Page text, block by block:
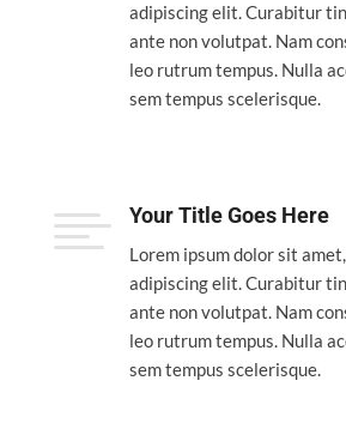
adipiscing elit. Curabitur
ante non volutpat. Nam
leo rutrum tempus. Nulla
sem tempus scelerisque.
 Your Title Goes Here
Lorem ipsum dolor sit
adipiscing elit. Curabitur
ante non volutpat. Nam
leo rutrum tempus. Nulla
sem tempus scelerisque.